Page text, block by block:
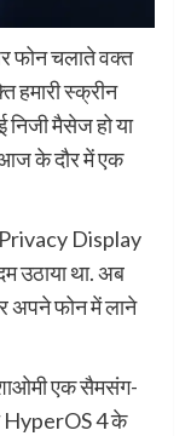
फोन चलाते वक्त
हमारी स्क्रीन
निजी मैसेज हो या
के दौर में एक
Display
उठाया था. अब
अपने फोन में लाने
एक सैमसंग-
HyperOS 4 के